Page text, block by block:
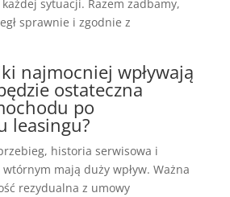
sytuacji. Razem zadbamy,
sprawnie i zgodnie z
najmocniej wpływają
ostateczna
po
leasingu?
historia serwisowa i
mają duży wpływ. Ważna
rezydualna z umowy